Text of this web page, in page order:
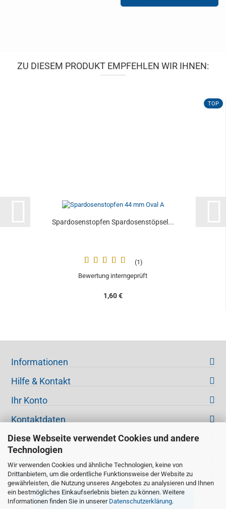
Diese Webseite verwendet Cookies und andere
Technologien
Wir verwenden Cookies und ähnliche Technologien, keine von
Drittanbietern, um die ordentliche Funktionsweise der Website zu
gewährleisten, die Nutzung unseres Angebotes zu analysieren und Ihnen
ein bestmögliches Einkaufserlebnis bieten zu können. Weitere
Informationen finden Sie in unserer Datenschutzerklärung.
ZU DIESEM PRODUKT EMPFEHLEN WIR IHNEN:
TOP
Spardosenstopfen Spardosenstöpsel...
1
Bewertung interngeprüft
1,60 €
Informationen
Hilfe & Kontakt
Ihr Konto
Kontaktdaten
Versand
Weitere Informationen
Vertrag widerrufen